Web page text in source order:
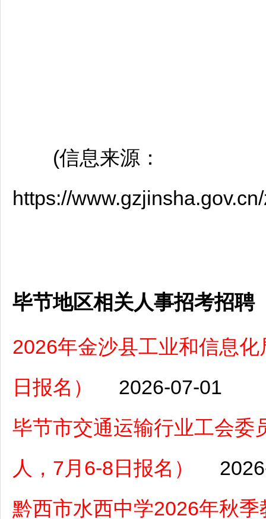
(信息来源：
https://
毕节地区相关人事招考招聘
2026年金沙县工业和信息
日报名）
2026-07-01
毕节市交通运输行业工会委
人，7月6-8日报名）
黔西市水西中学2026年秋